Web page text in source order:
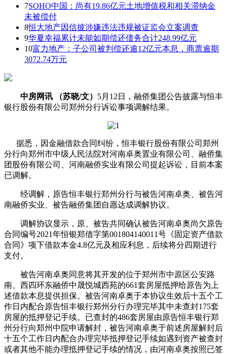
7SOHO中国：尚有19.86亿元土地增值税和相关滞纳金
未被偿付
8恒大地产因信披涉嫌违法违规被证监会立案调查
9华夏幸福累计未能如期偿还债务合计248.99亿元
10富力地产：子公司被判偿还逾12亿元本息，商票逾期
3072.74万元
中房网讯 （苏晓/文） 5月12日，融侨集团公告披露与恒丰
银行股份有限公司郑州分行诉讼事项调解结果。
据悉，因金融借款合同纠纷，恒丰银行股份有限公司郑州
分行向郑州市中级人民法院对河南卓奥置业有限公司、融侨集
团股份有限公司、河南融侨实业有限公司提起诉讼，目前本案
已调解。
经调解，原告恒丰银行郑州分行与被告河南卓奥、被告河
南融侨实业、被告融侨集团自愿达成调解协议。
调解协议显示，原、被告共同确认被告河南卓奥尚欠原告
合同编号2021年恒银郑借字第001804140011号《固定资产借款
合同》项下借款本金4.8亿元及相应利息，后续将分四期进行
支付。
被告河南卓奥同意将其开发的位于郑州市中原区公安路
南、西四环东融侨中晟悦城西苑的661套房屋抵押给原告为上
述借款本息提供担保。被告河南卓奥于本协议生效后十五个工
作日内配合原告恒丰银行郑州分行办理完毕其中未查封175套
房屋的抵押登记手续。已查封的486套房屋由原告恒丰银行郑
州分行向郑州中院申请解封，被告河南卓奥于前述房屋解封后
十五个工作日内配合办理完毕抵押登记手续如遇到资产被查封
或者其他不能办理抵押登记手续的情况，由河南卓奥按照已签